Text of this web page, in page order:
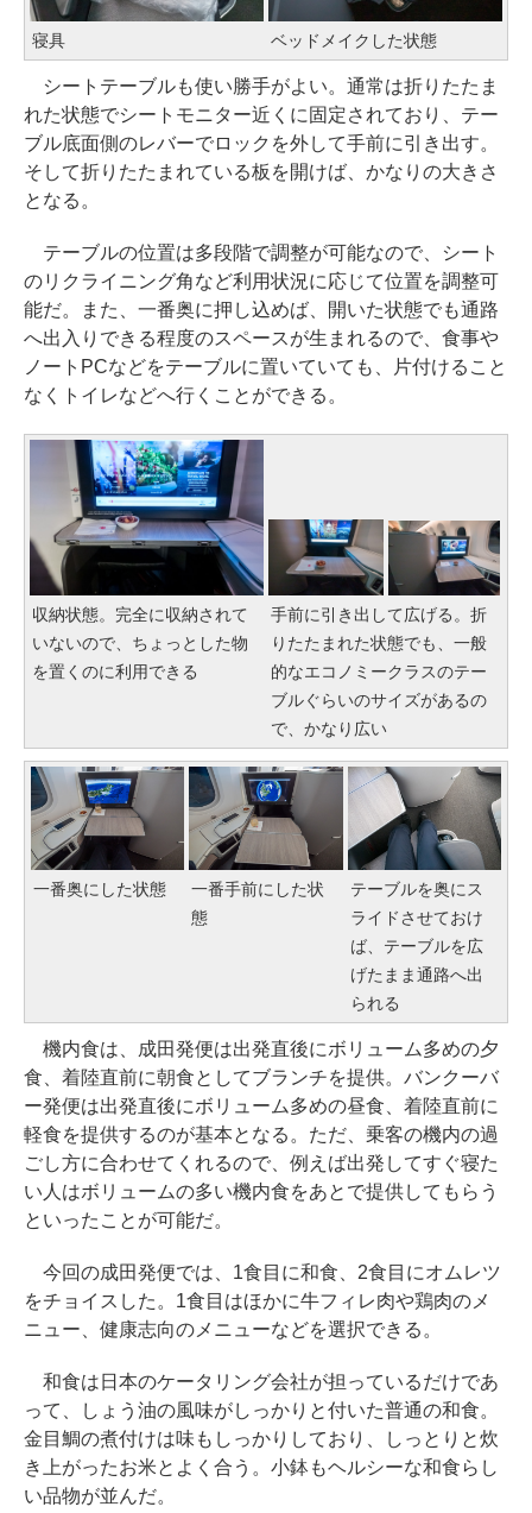
寝具 ベッドメイクした状態
シートテーブルも使い勝手がよい。通常は折りたたま
れた状態でシートモニター近くに固定されており、テー
ブル底面側のレバーでロックを外して手前に引き出す。
そして折りたたまれている板を開けば、かなりの大きさ
となる。
テーブルの位置は多段階で調整が可能なので、シート
のリクライニング角など利用状況に応じて位置を調整可
能だ。また、一番奥に押し込めば、開いた状態でも通路
へ出入りできる程度のスペースが生まれるので、食事や
ノートPCなどをテーブルに置いていても、片付けること
なくトイレなどへ行くことができる。
収納状態。完全に収納されて
いないので、ちょっとした物
を置くのに利用できる
手前に引き出して広げる。折
りたたまれた状態でも、一般
的なエコノミークラスのテー
ブルぐらいのサイズがあるの
で、かなり広い
一番奥にした状態
一番手前にした状
態
テーブルを奥にス
ライドさせておけ
ば、テーブルを広
げたまま通路へ出
られる
機内食は、成田発便は出発直後にボリューム多めの夕
食、着陸直前に朝食としてブランチを提供。バンクーバ
ー発便は出発直後にボリューム多めの昼食、着陸直前に
軽食を提供するのが基本となる。ただ、乗客の機内の過
ごし方に合わせてくれるので、例えば出発してすぐ寝た
い人はボリュームの多い機内食をあとで提供してもらう
といったことが可能だ。
今回の成田発便では、1食目に和食、2食目にオムレツ
をチョイスした。1食目はほかに牛フィレ肉や鶏肉のメ
ニュー、健康志向のメニューなどを選択できる。
和食は日本のケータリング会社が担っているだけであ
って、しょう油の風味がしっかりと付いた普通の和食。
金目鯛の煮付けは味もしっかりしており、しっとりと炊
き上がったお米とよく合う。小鉢もヘルシーな和食らし
い品物が並んだ。